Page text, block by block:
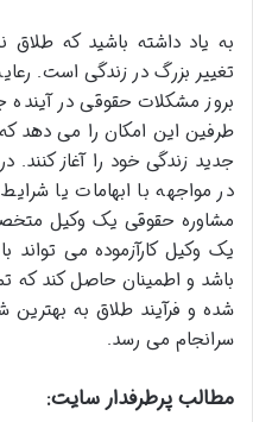
به یاد داشته باشید که
تغییر بزرگ در زندگی است.
بروز مشکلات حقوقی در
طرفین این امکان را می دهد
جدید زندگی خود را آغاز کنند.
در مواجهه با ابهامات یا
مشاوره حقوقی یک وکیل
یک وکیل کارآزموده می تواند
باشد و اطمینان حاصل کند که
شده و فرآیند طلاق به
سرانجام می رسد.
مطالب پرطرفدار سایت: